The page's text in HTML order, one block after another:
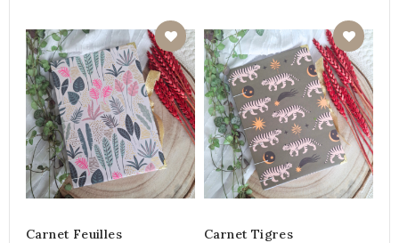
Carnet Feuilles
Carnet Tigres